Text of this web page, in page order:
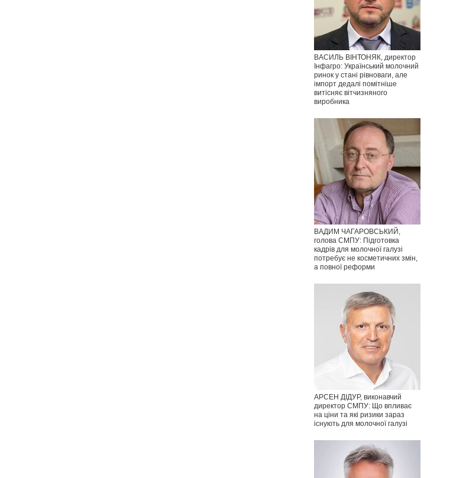
ВАСИЛЬ ВІНТОНЯК, директор
Інфагро: Український молочний
ринок у стані рівноваги, але
імпорт дедалі помітніше
витісняє вітчизняного
виробника
ВАДИМ ЧАГАРОВСЬКИЙ,
голова СМПУ: Підготовка
кадрів для молочної галузі
потребує не косметичних змін,
а повної реформи
АРСЕН ДІДУР, виконавчий
директор СМПУ: Що впливає
на ціни та які ризики зараз
існують для молочної галузі